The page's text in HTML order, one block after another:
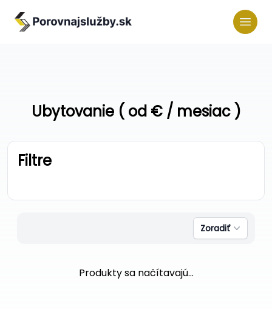
Ubytovanie ( od € / mesiac )
Filtre
Zoradiť
Produkty sa načítavajú...